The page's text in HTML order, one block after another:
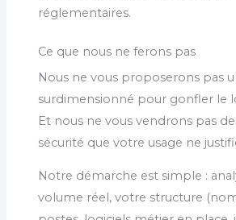
réglementaires.
Ce que nous ne ferons pas
Nous ne vous proposerons pas
surdimensionné pour gonfler le
Et nous ne vous vendrons pas
sécurité que votre usage ne
Notre démarche est simple :
volume réel, votre structure